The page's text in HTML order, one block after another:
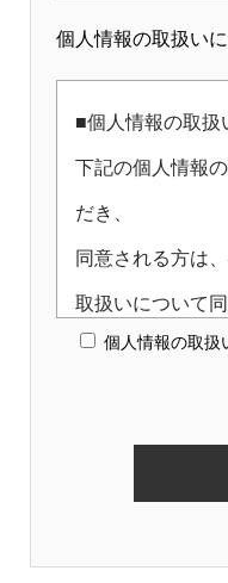
個人情報の取扱い
■個人情報の取扱
下記の個人情報
だき、
同意される方は
取扱いについて
て送信を押して
株式会社ビッ
個人情報の取扱